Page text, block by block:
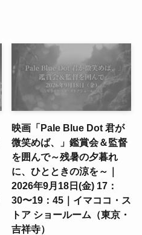
映画「Pale Blue Dot 君が
微笑めば、」鑑賞会＆監督
を囲んで～残暑の夕暮れ
に、ひとときの涼を～｜
2026年9月18日(金) 17：
30〜19：45｜イマココ・ス
トア ショールーム（東京・
吉祥寺）